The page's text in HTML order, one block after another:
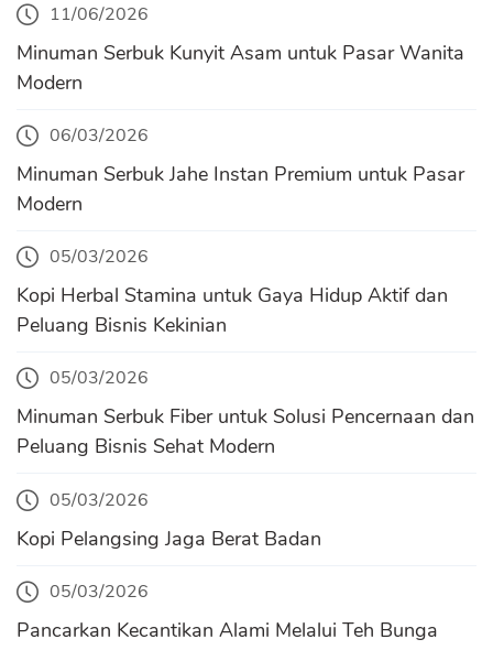
11/06/2026
Minuman Serbuk Kunyit Asam untuk Pasar Wanita
Modern
06/03/2026
Minuman Serbuk Jahe Instan Premium untuk Pasar
Modern
05/03/2026
Kopi Herbal Stamina untuk Gaya Hidup Aktif dan
Peluang Bisnis Kekinian
05/03/2026
Minuman Serbuk Fiber untuk Solusi Pencernaan dan
Peluang Bisnis Sehat Modern
05/03/2026
Kopi Pelangsing Jaga Berat Badan
05/03/2026
Pancarkan Kecantikan Alami Melalui Teh Bunga